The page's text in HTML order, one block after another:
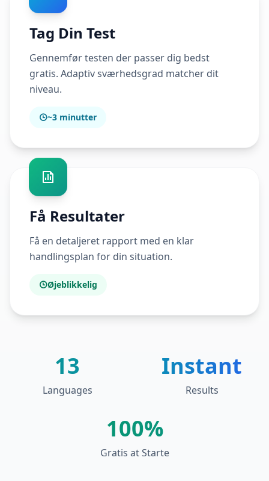
Tag Din Test
Gennemfør testen der passer dig bedst
gratis. Adaptiv sværhedsgrad matcher dit
niveau.
~3 minutter
Få Resultater
Få en detaljeret rapport med en klar
handlingsplan for din situation.
Øjeblikkelig
13
Languages
Instant
Results
100%
Gratis at Starte